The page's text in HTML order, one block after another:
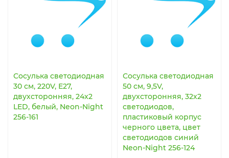
Сосулька светодиодная
30 см, 220V, Е27,
двухсторонняя, 24х2
LED, белый, Neon-Night
256-161
Сосулька светодиодная
50 см, 9,5V,
двухсторонняя, 32х2
светодиодов,
пластиковый корпус
черного цвета, цвет
светодиодов синий
Neon-Night 256-124